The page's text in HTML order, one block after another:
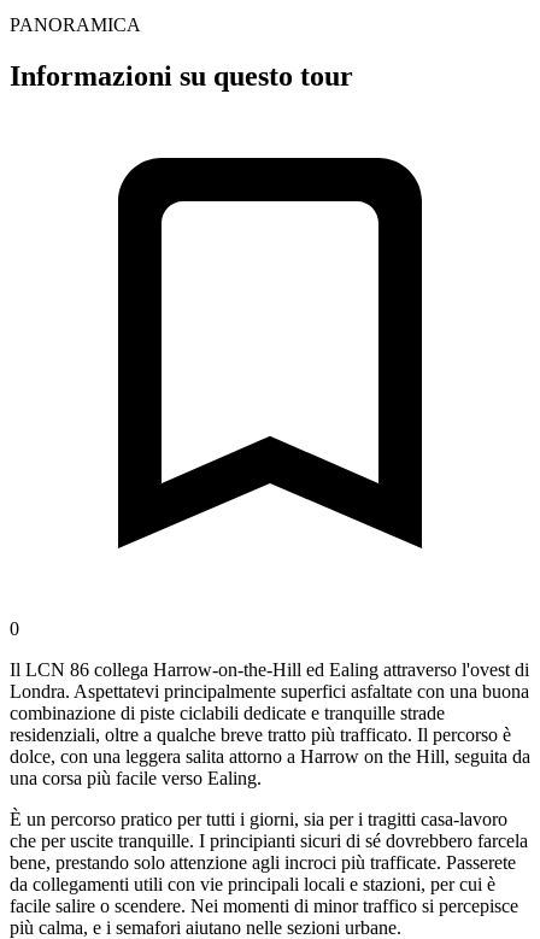
PANORAMICA
Informazioni su questo tour
0
Il LCN 86 collega Harrow-on-the-Hill ed Ealing attraverso l'ovest di
Londra. Aspettatevi principalmente superfici asfaltate con una buona
combinazione di piste ciclabili dedicate e tranquille strade
residenziali, oltre a qualche breve tratto più trafficato. Il percorso è
dolce, con una leggera salita attorno a Harrow on the Hill, seguita da
una corsa più facile verso Ealing.
È un percorso pratico per tutti i giorni, sia per i tragitti casa-lavoro
che per uscite tranquille. I principianti sicuri di sé dovrebbero farcela
bene, prestando solo attenzione agli incroci più trafficate. Passerete
da collegamenti utili con vie principali locali e stazioni, per cui è
facile salire o scendere. Nei momenti di minor traffico si percepisce
più calma, e i semafori aiutano nelle sezioni urbane.